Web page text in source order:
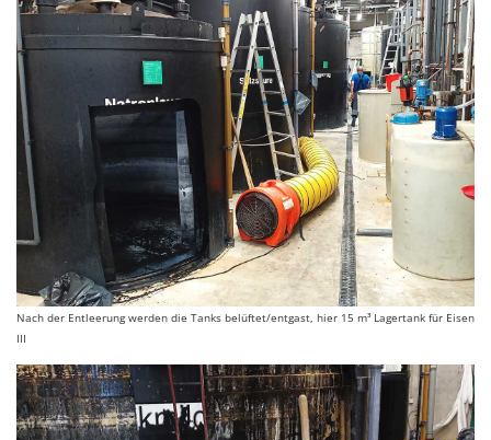
Nach der Entleerung werden die Tanks belüftet/entgast, hier 15 m³ Lagertank für Eisen
III